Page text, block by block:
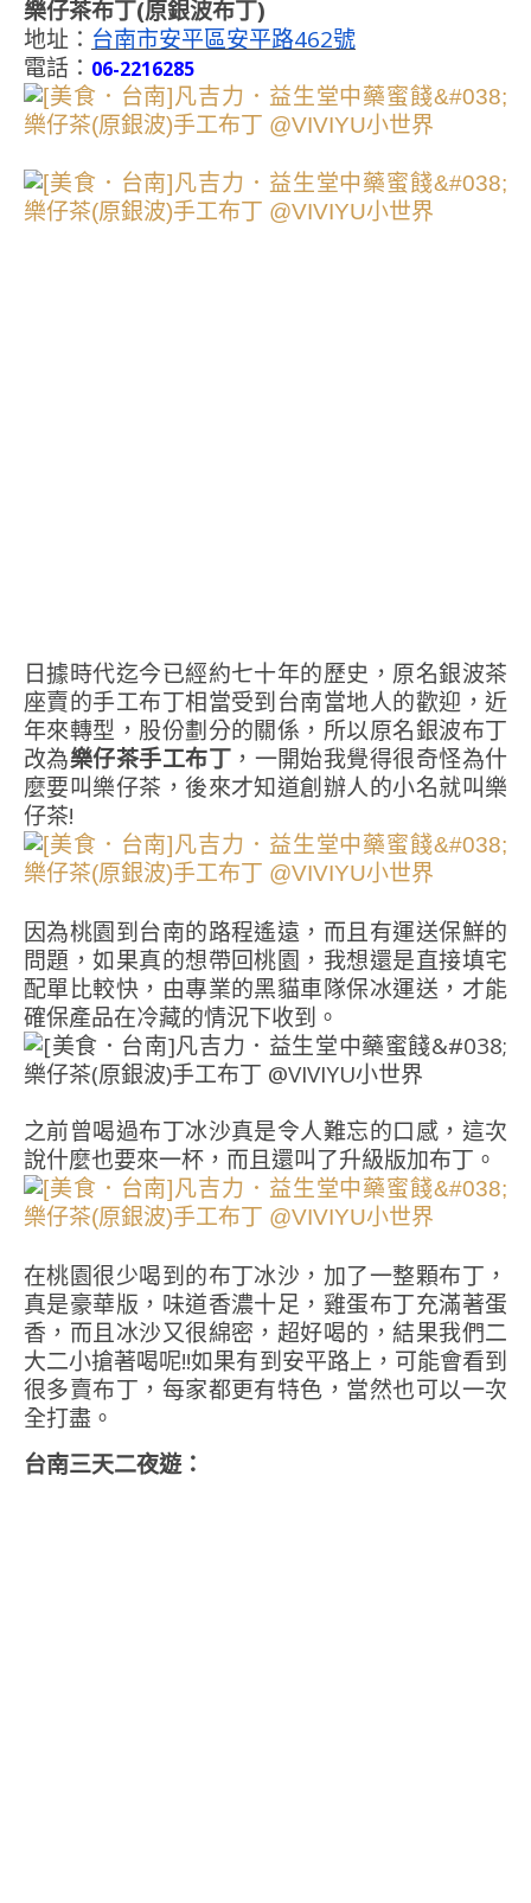
樂仔茶布丁(原銀波布丁)
地址： 台南市安平區安平路462號
電話： 06-2216285
日據時代迄今已經約七十年的歷史，原名銀波茶
座賣的手工布丁相當受到台南當地人的歡迎，近
年來轉型，股份劃分的關係，所以原名銀波布丁
改為樂仔茶手工布丁 ，一開始我覺得很奇怪為什
麼要叫樂仔茶，後來才知道創辦人的小名就叫樂
仔茶!
因為桃園到台南的路程遙遠，而且有運送保鮮的
問題，如果真的想帶回桃園，我想還是直接填宅
配單比較快，由專業的黑貓車隊保冰運送，才能
確保產品在冷藏的情況下收到。
之前曾喝過布丁冰沙真是令人難忘的口感，這次
說什麼也要來一杯，而且還叫了升級版加布丁。
在桃園很少喝到的布丁冰沙，加了一整顆布丁，
真是豪華版，味道香濃十足，雞蛋布丁充滿著蛋
香，而且冰沙又很綿密，超好喝的，結果我們二
大二小搶著喝呢!!如果有到安平路上，可能會看到
很多賣布丁，每家都更有特色，當然也可以一次
全打盡。
台南三天二夜遊：